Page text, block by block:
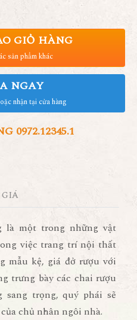
GIỎ HÀNG
sản phẩm khác
NGAY
nhận tại cửa hàng
0972.12345.1
là một trong những vật
việc trang trí nội thất
mẫu kệ, giá đở rượu với
trưng bày các chai rượu
sang trọng, quý phái sẽ
chủ nhân ngôi nhà.